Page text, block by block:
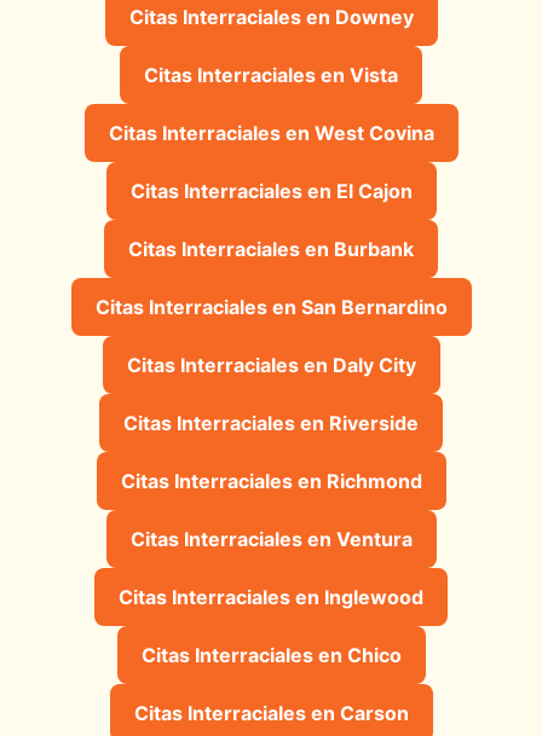
Citas Interraciales en Downey
Citas Interraciales en Vista
Citas Interraciales en West Covina
Citas Interraciales en El Cajon
Citas Interraciales en Burbank
Citas Interraciales en San Bernardino
Citas Interraciales en Daly City
Citas Interraciales en Riverside
Citas Interraciales en Richmond
Citas Interraciales en Ventura
Citas Interraciales en Inglewood
Citas Interraciales en Chico
Citas Interraciales en Carson